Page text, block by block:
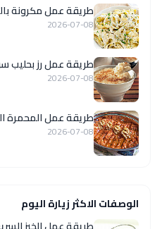
طريقة عمل مكرونة
2026-07-08
طريقة عمل رز بحليب سوري بـ
2026-07-08
طريقة عمل المحمرة
2026-07-08
الوصفات الاكثر زيارة اليوم